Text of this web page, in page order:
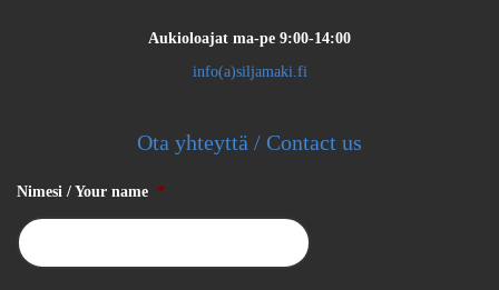
Aukioloajat ma-pe 9:00-14:00
info(a)siljamaki.fi
Ota yhteyttä / Contact us
Nimesi / Your name *